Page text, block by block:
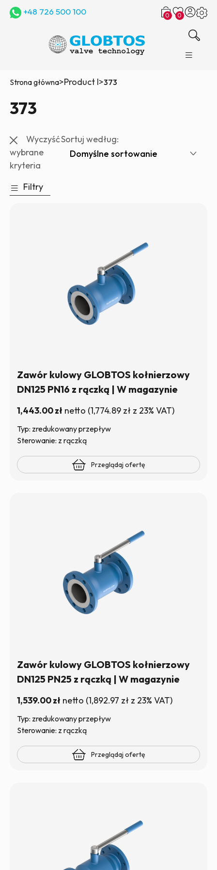
+48 726 500 100 0 0
Strona główna>Product l>373
373
Wyczyść
wybrane
kryteria
Sortuj według:
Filtry
Zawór kulowy GLOBTOS kołnierzowy
DN125 PN16 z rączką | W magazynie
1,443.00zł netto (1,774.89 zł z 23% VAT)
Typ: zredukowany przepływ
Sterowanie: z rączką
Przeglądaj ofertę
Zawór kulowy GLOBTOS kołnierzowy
DN125 PN25 z rączką | W magazynie
1,539.00zł netto (1,892.97 zł z 23% VAT)
Typ: zredukowany przepływ
Sterowanie: z rączką
Przeglądaj ofertę